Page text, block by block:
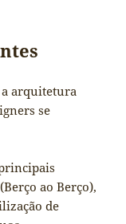
arquitetura
se
ao Berço),
de